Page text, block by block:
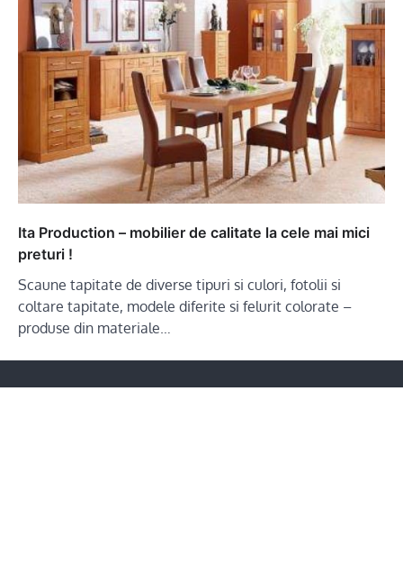
Ita Production – mobilier de calitate la cele mai mici
preturi !
Scaune tapitate de diverse tipuri si culori, fotolii si
coltare tapitate, modele diferite si felurit colorate –
produse din materiale…